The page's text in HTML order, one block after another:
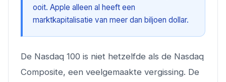
ooit. Apple alleen al heeft een
marktkapitalisatie van meer dan biljoen dollar.
De Nasdaq 100 is niet hetzelfde als de Nasdaq
Composite, een veelgemaakte vergissing. De